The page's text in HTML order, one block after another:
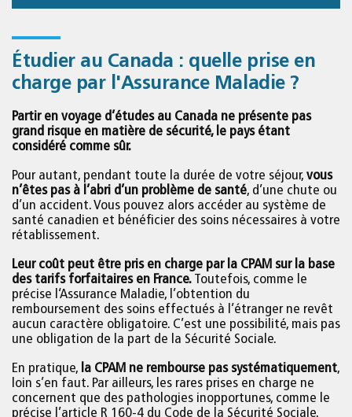
Étudier au Canada : quelle prise en
charge par l'Assurance Maladie ?
Partir en voyage d’études au Canada ne présente pas
grand risque en matière de sécurité, le pays étant
considéré comme sûr.
Pour autant, pendant toute la durée de votre séjour, vous
n’êtes pas à l’abri d’un problème de santé, d’une chute ou
d’un accident. Vous pouvez alors accéder au système de
santé canadien et bénéficier des soins nécessaires à votre
rétablissement.
Leur coût peut être pris en charge par la CPAM sur la base
des tarifs forfaitaires en France. Toutefois, comme le
précise l‘Assurance Maladie, l’obtention du
remboursement des soins effectués à l’étranger ne revêt
aucun caractère obligatoire. C’est une possibilité, mais pas
une obligation de la part de la Sécurité Sociale.
En pratique, la CPAM ne rembourse pas systématiquement,
loin s’en faut. Par ailleurs, les rares prises en charge ne
concernent que des pathologies inopportunes, comme le
précise l’article R 160-4 du Code de la Sécurité Sociale.